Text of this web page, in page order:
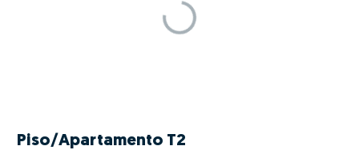
Piso/Apartamento T2